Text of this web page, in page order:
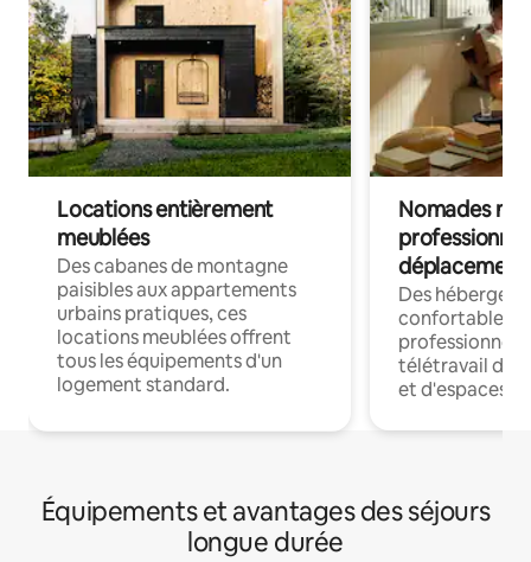
Locations entièrement
meublées
Des cabanes de montagne
paisibles aux appartements
urbains pratiques, ces
locations meublées offrent
tous les équipements d'un
logement standard.
Nomades
déplacement
Des
confortables
professionnels
télétravail
et d'espaces
Équipements et avantages des séjours
longue durée